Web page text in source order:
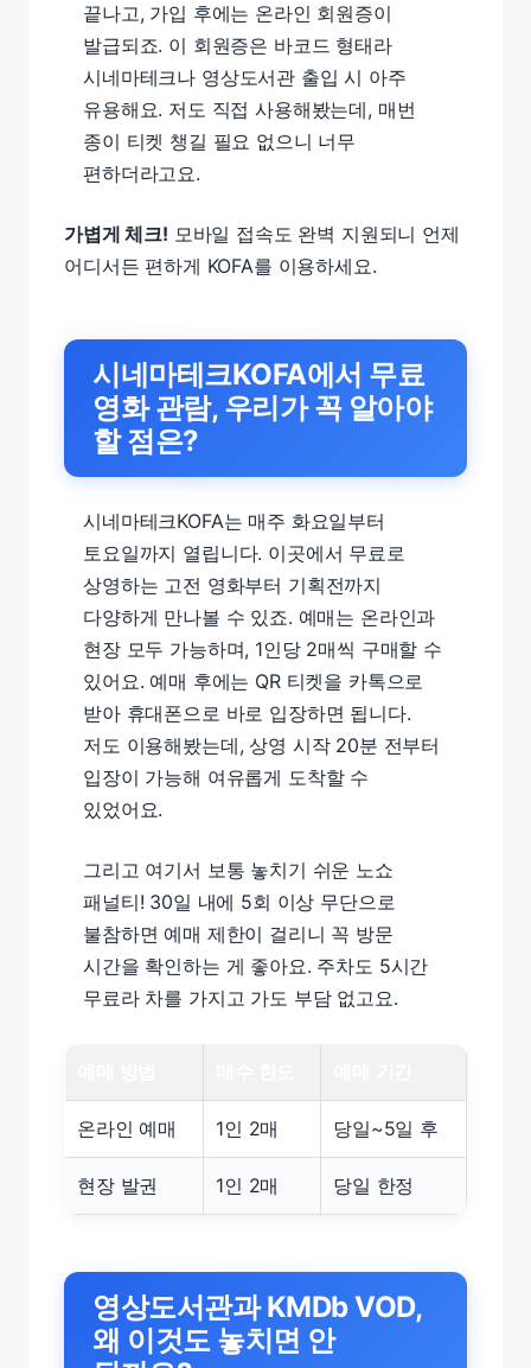
끝나고, 가입 후에는 온라인 회원증이
발급되죠. 이 회원증은 바코드 형태라
시네마테크나 영상도서관 출입 시 아주
유용해요. 저도 직접 사용해봤는데, 매번
종이 티켓 챙길 필요 없으니 너무
편하더라고요.
가볍게 체크! 모바일 접속도 완벽 지원되니 언제
어디서든 편하게 KOFA를 이용하세요.
시네마테크KOFA에서 무료
영화 관람, 우리가 꼭 알아야
할 점은?
시네마테크KOFA는 매주 화요일부터
토요일까지 열립니다. 이곳에서 무료로
상영하는 고전 영화부터 기획전까지
다양하게 만나볼 수 있죠. 예매는 온라인과
현장 모두 가능하며, 1인당 2매씩 구매할 수
있어요. 예매 후에는 QR 티켓을 카톡으로
받아 휴대폰으로 바로 입장하면 됩니다.
저도 이용해봤는데, 상영 시작 20분 전부터
입장이 가능해 여유롭게 도착할 수
있었어요.
그리고 여기서 보통 놓치기 쉬운 노쇼
패널티! 30일 내에 5회 이상 무단으로
불참하면 예매 제한이 걸리니 꼭 방문
시간을 확인하는 게 좋아요. 주차도 5시간
무료라 차를 가지고 가도 부담 없고요.
온라인 예매 1인 2매 당일~5일 후
현장 발권 1인 2매 당일 한정
영상도서관과 KMDb VOD,
왜 이것도 놓치면 안